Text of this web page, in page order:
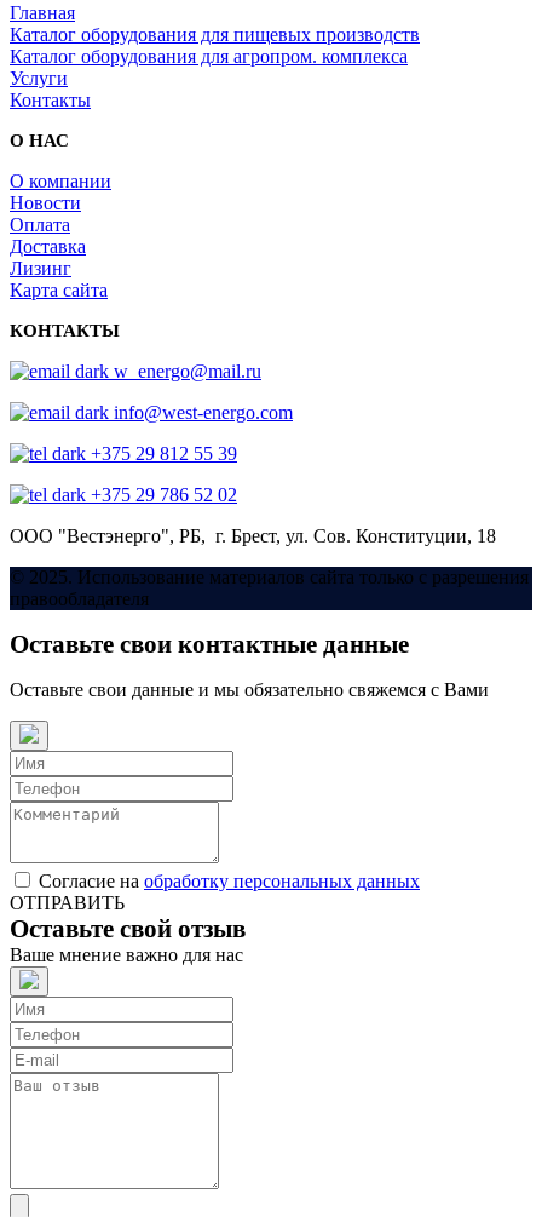
Главная
Каталог оборудования для пищевых производств
Каталог оборудования для агропром. комплекса
Услуги
Контакты
О НАС
О компании
Новости
Оплата
Доставка
Лизинг
Карта сайта
КОНТАКТЫ
w_energo@mail.ru
info@west-energo.com
+375 29 812 55 39
+375 29 786 52 02
ООО "Вестэнерго", РБ, г. Брест, ул. Сов. Конституции, 18
© 2025. Использование материалов сайта только с разрешения
правообладателя
Оставьте свои контактные данные
Оставьте свои данные и мы обязательно свяжемся с Вами
Согласие на обработку персональных данных
ОТПРАВИТЬ
Оставьте свой отзыв
Ваше мнение важно для нас